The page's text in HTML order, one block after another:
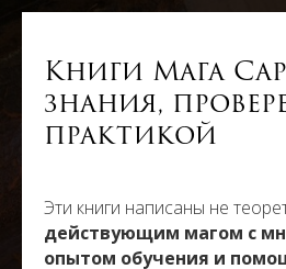
Книги Мага
знания,
практикой
Эти книги написаны не
действующим магом с
опытом обучения и